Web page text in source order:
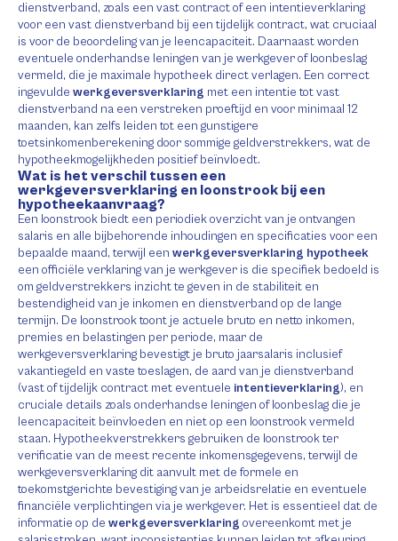
dienstverband, zoals een vast contract of een intentieverklaring
voor een vast dienstverband bij een tijdelijk contract, wat cruciaal
is voor de beoordeling van je leencapaciteit. Daarnaast worden
eventuele onderhandse leningen van je werkgever of loonbeslag
vermeld, die je maximale hypotheek direct verlagen. Een correct
ingevulde werkgeversverklaring met een intentie tot vast
dienstverband na een verstreken proeftijd en voor minimaal 12
maanden, kan zelfs leiden tot een gunstigere
toetsinkomenberekening door sommige geldverstrekkers, wat de
hypotheekmogelijkheden positief beïnvloedt.
Wat is het verschil tussen een
werkgeversverklaring en loonstrook bij een
hypotheekaanvraag?
Een loonstrook biedt een periodiek overzicht van je ontvangen
salaris en alle bijbehorende inhoudingen en specificaties voor een
bepaalde maand, terwijl een werkgeversverklaring hypotheek
een officiële verklaring van je werkgever is die specifiek bedoeld is
om geldverstrekkers inzicht te geven in de stabiliteit en
bestendigheid van je inkomen en dienstverband op de lange
termijn. De loonstrook toont je actuele bruto en netto inkomen,
premies en belastingen per periode, maar de
werkgeversverklaring bevestigt je bruto jaarsalaris inclusief
vakantiegeld en vaste toeslagen, de aard van je dienstverband
(vast of tijdelijk contract met eventuele intentieverklaring), en
cruciale details zoals onderhandse leningen of loonbeslag die je
leencapaciteit beïnvloeden en niet op een loonstrook vermeld
staan. Hypotheekverstrekkers gebruiken de loonstrook ter
verificatie van de meest recente inkomensgegevens, terwijl de
werkgeversverklaring dit aanvult met de formele en
toekomstgerichte bevestiging van je arbeidsrelatie en eventuele
financiële verplichtingen via je werkgever. Het is essentieel dat de
informatie op de werkgeversverklaring overeenkomt met je